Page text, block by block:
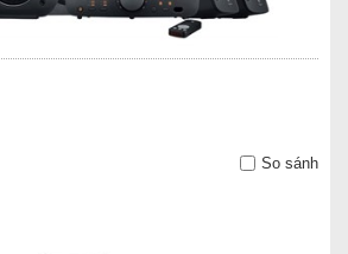
So sánh